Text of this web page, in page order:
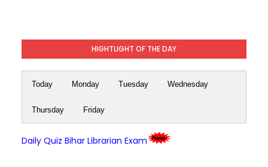
HIGHTLIGHT OF THE DAY
Today Monday Tuesday Wednesday
Thursday Friday
Daily Quiz Bihar Librarian Exam